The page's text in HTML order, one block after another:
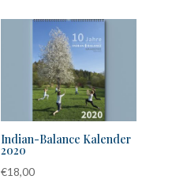
Indian-Balance Kalender
2020
€18,00